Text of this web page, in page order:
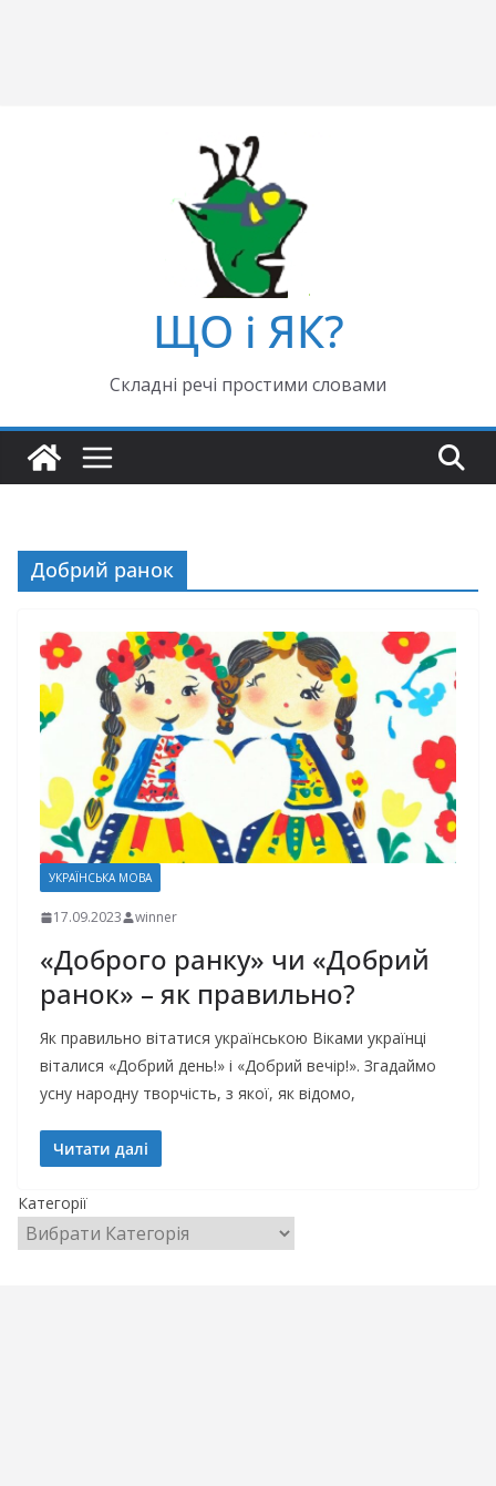
ЩО і ЯК?
Складні речі простими словами
Добрий ранок
УКРАЇНСЬКА МОВА
17.09.2023 winner
«Доброго ранку» чи «Добрий
ранок» – як правильно?
Як правильно вітатися українською Віками українці
віталися «Добрий день!» і «Добрий вечір!». Згадаймо
усну народну творчість, з якої, як відомо,
Читати далі
Категорії